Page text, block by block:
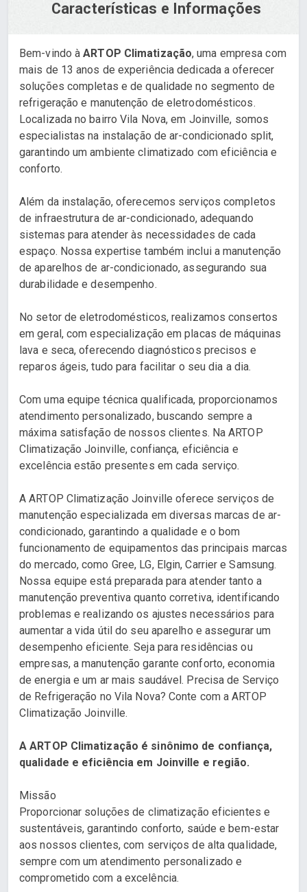
Características e Informações
Bem-vindo àARTOP Climatização, uma empresa com
mais de 13 anos de experiência dedicada a oferecer
soluções completas e de qualidade no segmento de
refrigeração e manutenção de eletrodomésticos.
Localizada no bairro Vila Nova, em Joinville, somos
especialistas na instalação de ar-condicionado split,
garantindo um ambiente climatizado com eficiência e
conforto.
Além da instalação, oferecemos serviços completos
de infraestrutura de ar-condicionado, adequando
sistemas para atender às necessidades de cada
espaço. Nossa expertise também inclui a manutenção
de aparelhos de ar-condicionado, assegurando sua
durabilidade e desempenho.
No setor de eletrodomésticos, realizamos consertos
em geral, com especialização em placas de máquinas
lava e seca, oferecendo diagnósticos precisos e
reparos ágeis, tudo para facilitar o seu dia a dia.
Com uma equipe técnica qualificada, proporcionamos
atendimento personalizado, buscando sempre a
máxima satisfação de nossos clientes. Na ARTOP
Climatização Joinville, confiança, eficiência e
excelência estão presentes em cada serviço.
A ARTOP Climatização Joinville oferece serviços de
manutenção especializada em diversas marcas de ar-
condicionado, garantindo a qualidade e o bom
funcionamento de equipamentos das principais marcas
do mercado, como Gree, LG, Elgin, Carrier e Samsung.
Nossa equipe está preparada para atender tanto a
manutenção preventiva quanto corretiva, identificando
problemas e realizando os ajustes necessários para
aumentar a vida útil do seu aparelho e assegurar um
desempenho eficiente. Seja para residências ou
empresas, a manutenção garante conforto, economia
de energia e um ar mais saudável. Precisa de Serviço
de Refrigeração no Vila Nova? Conte com a ARTOP
Climatização Joinville.
A ARTOP Climatização é sinônimo de confiança,
qualidade e eficiência em Joinville e região.
Missão
Proporcionar soluções de climatização eficientes e
sustentáveis, garantindo conforto, saúde e bem-estar
aos nossos clientes, com serviços de alta qualidade,
sempre com um atendimento personalizado e
comprometido com a excelência.